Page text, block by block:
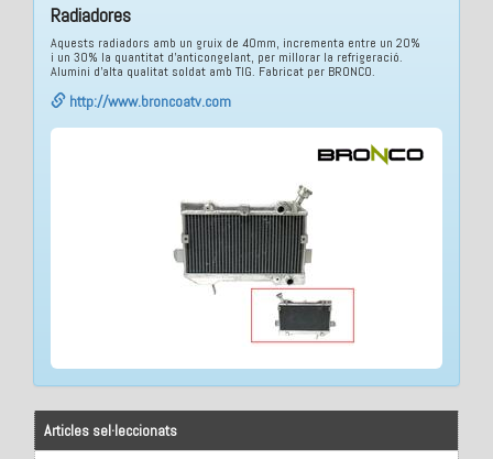
Radiadores
Aquests radiadors amb un gruix de 40mm, incrementa entre un 20%
i un 30% la quantitat d'anticongelant, per millorar la refrigeració.
Alumini d'alta qualitat soldat amb TIG. Fabricat per BRONCO.
http://www.broncoatv.com
Articles sel·leccionats